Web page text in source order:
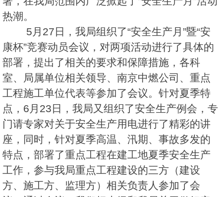
热潮。
5月27日，我局组织了“安全生产月”暨“安
康杯”竞赛动员会议，对两项活动进行了具体的
部署，提出了相关的要求和保障措施，各科
室、局属单位相关领导、南京中燃公司、重点
工程施工单位代表等参加了会议。针对夏季特
点，6月23日，我局又组织了安全生产例会，专
门请专家对关于安全生产用电进行了精彩的讲
座，同时，针对夏季高温、汛期、事故多发的
特点，部署了重点工程在建工地夏季安全生产
工作，参与我局重点工程建设的三方（建设
方、施工方、监理方）相关负责人参加了会